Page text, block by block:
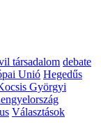
társadalom debate
Unió Hegedűs
Györgyi
Választások